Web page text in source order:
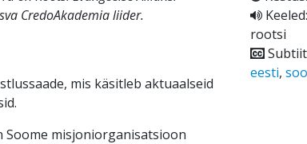
CredoAkademia liider.
mis käsitleb aktuaalseid
misjoniorganisatsioon
Keeled:
rootsi
eesti,